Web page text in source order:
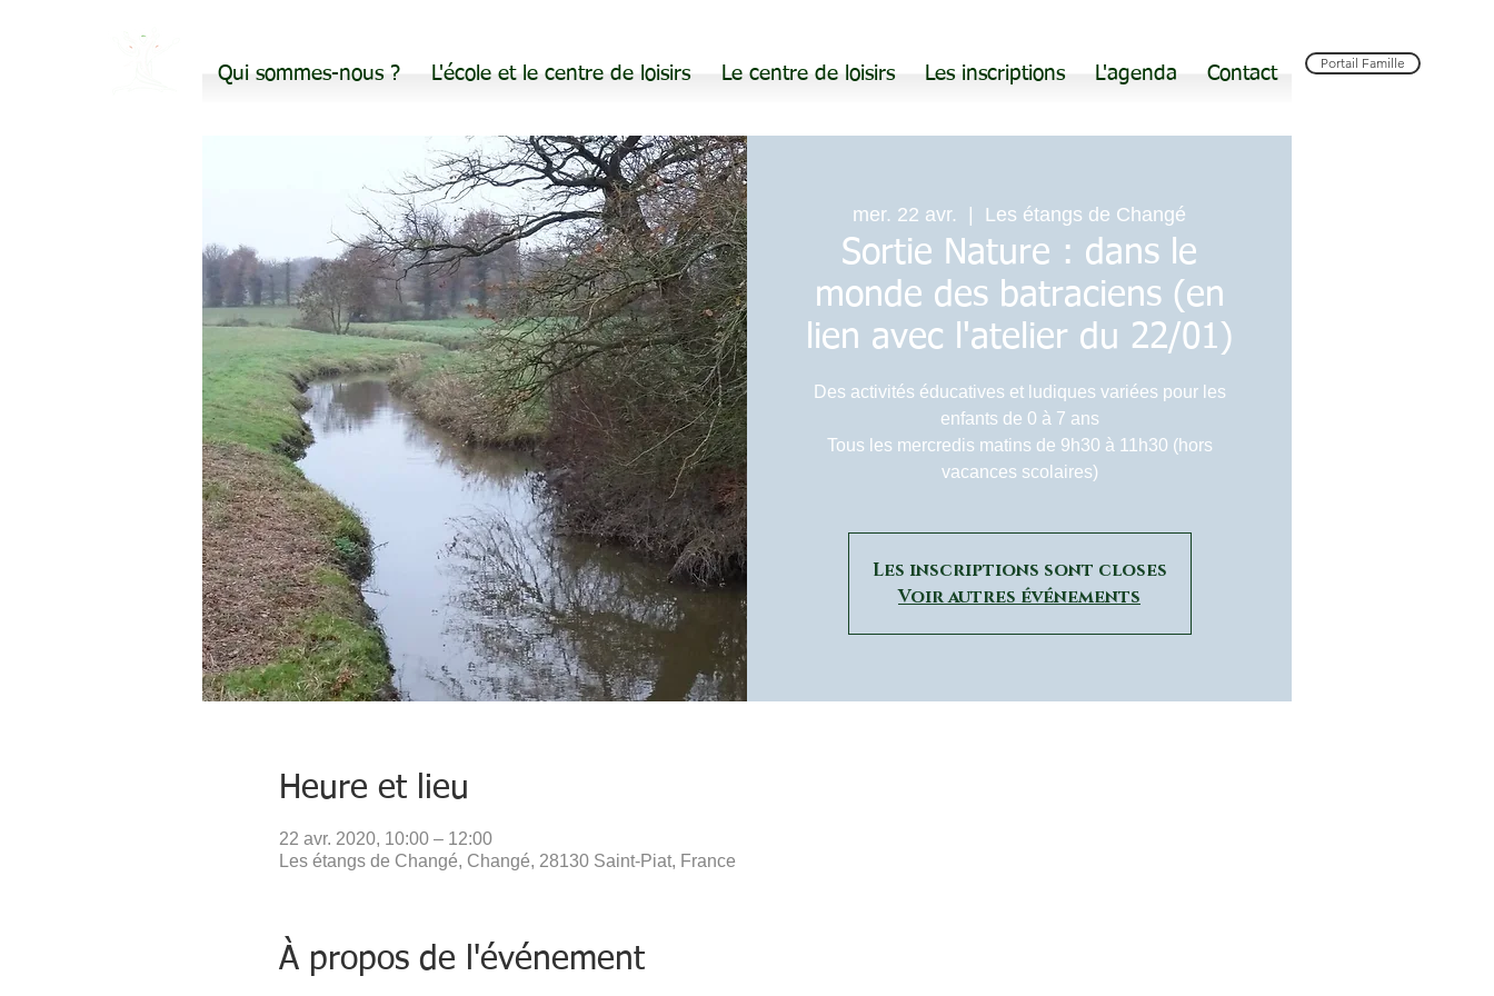
Qui sommes-nous ? L'école et le centre de loisirs Le centre de loisirs Les inscriptions L'agenda Contact
Portail Famille
mer. 22 avr. Les étangs de Changé
Sortie Nature : dans le
monde des batraciens (en
lien avec l'atelier du 22/01)
Des activités éducatives et ludiques variées pour les
enfants de 0 à 7 ans
Tous les mercredis matins de 9h30 à 11h30 (hors
vacances scolaires)
Les inscriptions sont closes
Voir autres événements
Heure et lieu
22 avr. 2020, 10:00 – 12:00
Les étangs de Changé, Changé, 28130 Saint-Piat, France
À propos de l'événement